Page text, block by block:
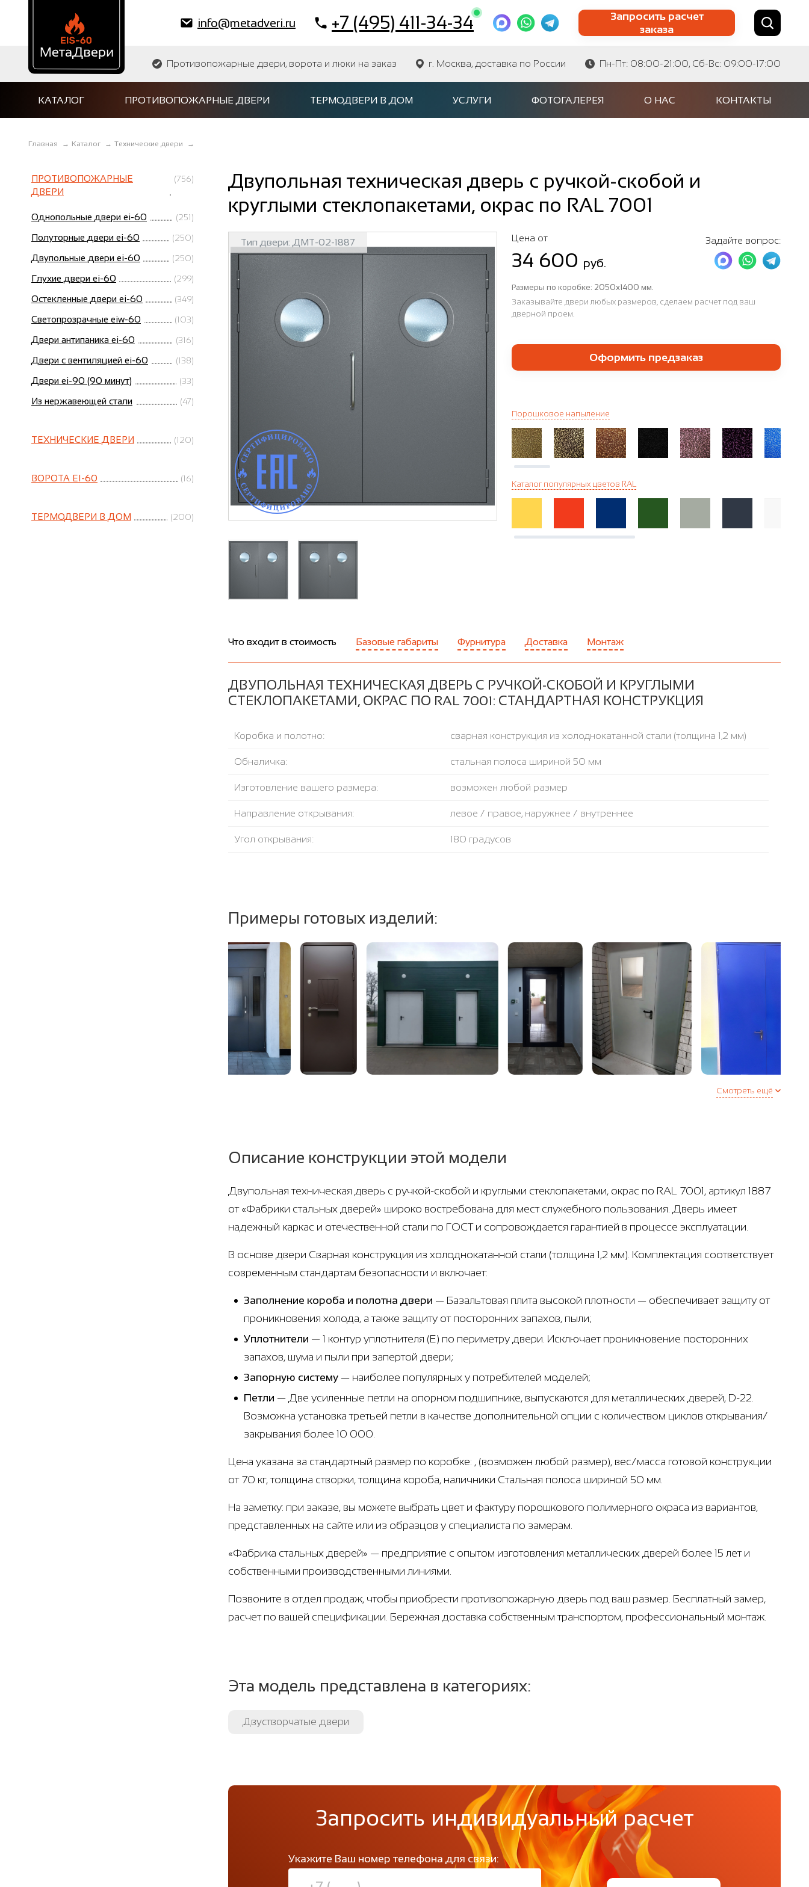
info@metadveri.ru +7 (495) 411-34-34
Запросить расчет
заказа
Найти по сайту Найти по артикулу
Противопожарные двери, ворота и люки на заказ г. Москва, доставка по России Пн-Пт: 08:00-21:00, Сб-Вс: 09:00-17:00
КАТАЛОГ ПРОТИВОПОЖАРНЫЕ ДВЕРИ ТЕРМОДВЕРИ В ДОМ УСЛУГИ ФОТОГАЛЕРЕЯ О НАС КОНТАКТЫ
Главная → Каталог → Технические двери →
ПРОТИВОПОЖАРНЫЕ
ДВЕРИ
(756)
Однопольные двери ei-60 (251)
Полуторные двери ei-60 (250)
Двупольные двери ei-60 (250)
Глухие двери ei-60 (299)
Остекленные двери ei-60 (349)
Светопрозрачные eiw-60 (103)
Двери антипаника ei-60 (316)
Двери с вентиляцией ei-60 (138)
Двери ei-90 (90 минут) (33)
Из нержавеющей стали (47)
ТЕХНИЧЕСКИЕ ДВЕРИ (120)
ВОРОТА EI-60 (16)
ТЕРМОДВЕРИ В ДОМ (200)
Двупольная техническая дверь с ручкой-скобой и
круглыми стеклопакетами, окрас по RAL 7001
Тип двери: ДМТ-02-1887 Цена от
34 600 руб.
Задайте вопрос:
Размеры по коробке: 2050х1400 мм.
Заказывайте двери любых размеров, сделаем расчет под ваш
дверной проем.
Оформить предзаказ
Порошковое напыление
Каталог популярных цветов RAL
Что входит в стоимость Базовые габариты Фурнитура Доставка Монтаж
ДВУПОЛЬНАЯ ТЕХНИЧЕСКАЯ ДВЕРЬ С РУЧКОЙ-СКОБОЙ И КРУГЛЫМИ
СТЕКЛОПАКЕТАМИ, ОКРАС ПО RAL 7001: СТАНДАРТНАЯ КОНСТРУКЦИЯ
Коробка и полотно: сварная конструкция из холоднокатанной стали (толщина 1,2 мм)
Обналичка: стальная полоса шириной 50 мм
Изготовление вашего размера: возможен любой размер
Направление открывания: левое / правое, наружнее / внутреннее
Угол открывания: 180 градусов
Примеры готовых изделий:
Смотреть ещё
Описание конструкции этой модели
Двупольная техническая дверь с ручкой-скобой и круглыми стеклопакетами, окрас по RAL 7001, артикул 1887
от «Фабрики стальных дверей» широко востребована для мест служебного пользования. Дверь имеет
надежный каркас и отечественной стали по ГОСТ и сопровождается гарантией в процессе эксплуатации.
В основе двери Сварная конструкция из холоднокатанной стали (толщина 1,2 мм). Комплектация соответствует
современным стандартам безопасности и включает:
Заполнение короба и полотна двери — Базальтовая плита высокой плотности — обеспечивает защиту от
проникновения холода, а также защиту от посторонних запахов, пыли;
Уплотнители — 1 контур уплотнителя (Е) по периметру двери. Исключает проникновение посторонних
запахов, шума и пыли при запертой двери;
Запорную систему — наиболее популярных у потребителей моделей;
Петли — Две усиленные петли на опорном подшипнике, выпускаются для металлических дверей, D-22.
Возможна установка третьей петли в качестве дополнительной опции с количеством циклов открывания/
закрывания более 10 000.
Цена указана за стандартный размер по коробке: , (возможен любой размер), вес/масса готовой конструкции
от 70 кг, толщина створки, толщина короба, наличники Стальная полоса шириной 50 мм.
На заметку: при заказе, вы можете выбрать цвет и фактуру порошкового полимерного окраса из вариантов,
представленных на сайте или из образцов у специалиста по замерам.
«Фабрика стальных дверей» — предприятие с опытом изготовления металлических дверей более 15 лет и
собственными производственными линиями.
Позвоните в отдел продаж, чтобы приобрести противопожарную дверь под ваш размер. Бесплатный замер,
расчет по вашей спецификации. Бережная доставка собственным транспортом, профессиональный монтаж.
Эта модель представлена в категориях:
Двустворчатые двери
Запросить индивидуальный расчет
Укажите Ваш номер телефона для связи: